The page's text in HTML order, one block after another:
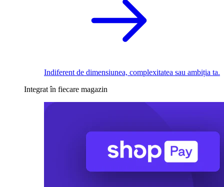
Indiferent de dimensiunea, complexitatea sau ambiția ta.
Integrat în fiecare magazin